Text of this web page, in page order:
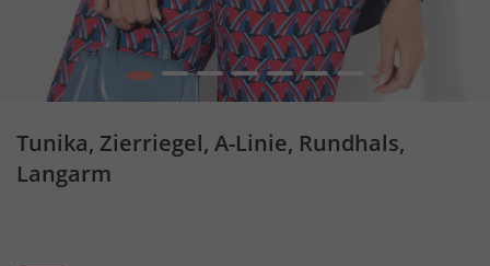
1 2 3 4 5 6
Tunika, Zierriegel, A-Linie, Rundhals,
Langarm